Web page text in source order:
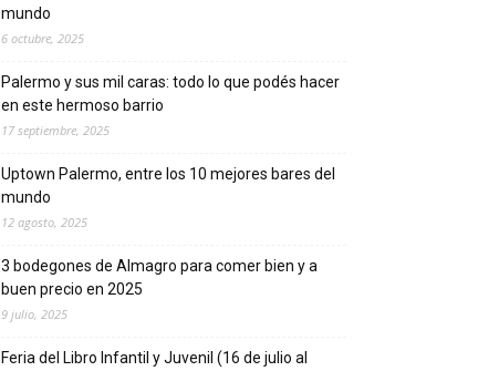
mundo
6 octubre, 2025
Palermo y sus mil caras: todo lo que podés hacer
en este hermoso barrio
17 septiembre, 2025
Uptown Palermo, entre los 10 mejores bares del
mundo
12 agosto, 2025
3 bodegones de Almagro para comer bien y a
buen precio en 2025
9 julio, 2025
Feria del Libro Infantil y Juvenil (16 de julio al